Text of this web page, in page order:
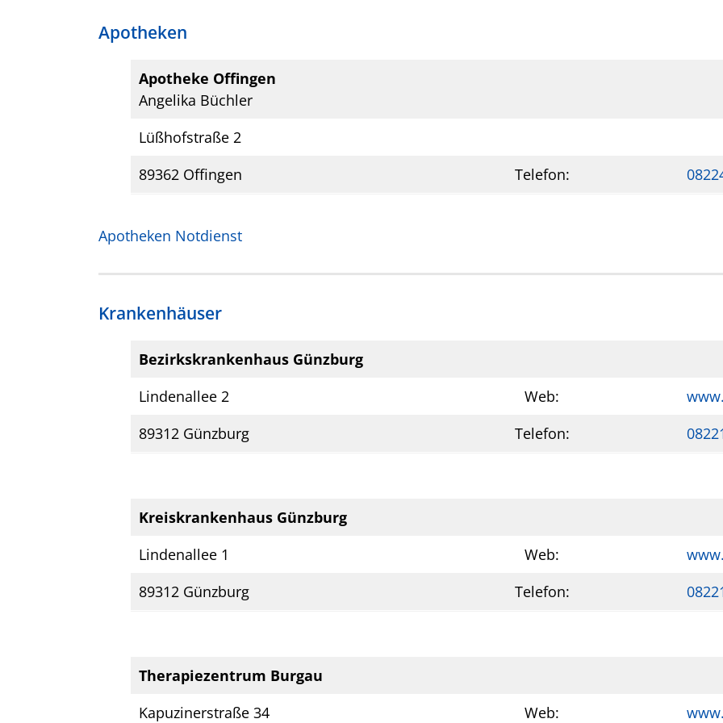
Apotheken
Apotheke Offingen
Angelika Büchler
Lüßhofstraße 2
89362 Offingen
Telefon:
Apotheken Notdienst
Krankenhäuser
Bezirkskrankenhaus Günzburg
Lindenallee 2
Web:
89312 Günzburg
Telefon:
Kreiskrankenhaus Günzburg
Lindenallee 1
Web:
89312 Günzburg
Telefon:
Therapiezentrum Burgau
Kapuzinerstraße 34
Web: